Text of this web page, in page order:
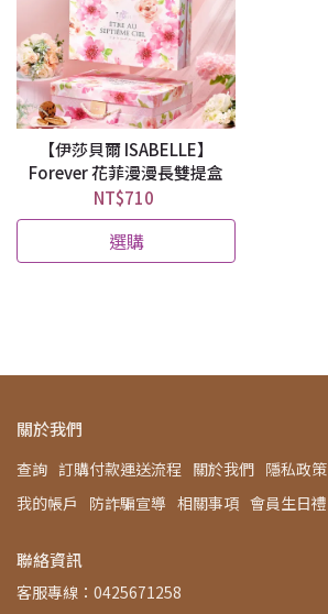
【伊莎貝爾 ISABELLE】
Forever 花菲漫漫長雙提盒
NT$710
選購
關於我們
查詢 訂購付款運送流程 關於我們 隱私政策
我的帳戶
防詐騙宣導 相關事項 會員生日禮
聯絡資訊
客服專線：0425671258